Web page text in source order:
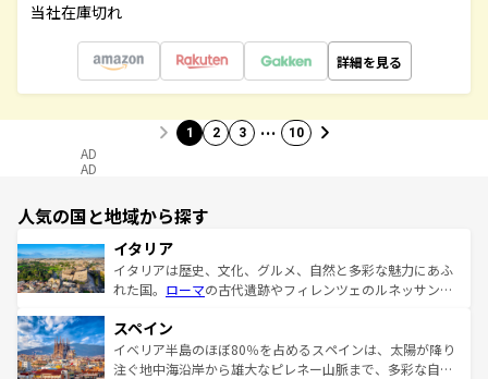
当社在庫切れ
詳細を見る
1 2 3 … 10
AD
AD
人気の国と地域から探す
イタリア
イタリアは歴史、文化、グルメ、自然と多彩な魅力にあふ
れた国。 ローマの古代遺跡やフィレンツェのルネッサンス
ろん、トスカーナの美しい田園風景やアマルフィ海岸の絶
景など、自然景観も見逃せない。観光の合間には、本場の
ピザやパスタなど、絶品のイタリア料理を堪能することも
スペイン
イベリア半島のほぼ80％を占めるスペインは、太陽が降り
注ぐ地中海沿岸から雄大なピレネー山脈まで、多彩な自然